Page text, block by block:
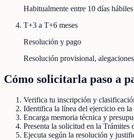
Habitualmente entre 10 días
T+3 a T+6 meses
Resolución y pago
Resolución provisional,
Cómo solicitarla paso a
Verifica tu inscripción y
Identifica la línea del ejercicio en
Encarga memoria técnica y
Presenta la solicitud en la Trámites
Ejecuta según la resolución y